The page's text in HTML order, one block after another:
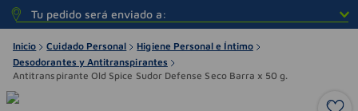
Tu pedido será enviado a:
Inicio Cuidado Personal
Higiene Personal e Íntimo
Desodorantes y Antitranspirantes
Antitranspirante Old Spice Sudor Defense Seco Barra x 50 g.